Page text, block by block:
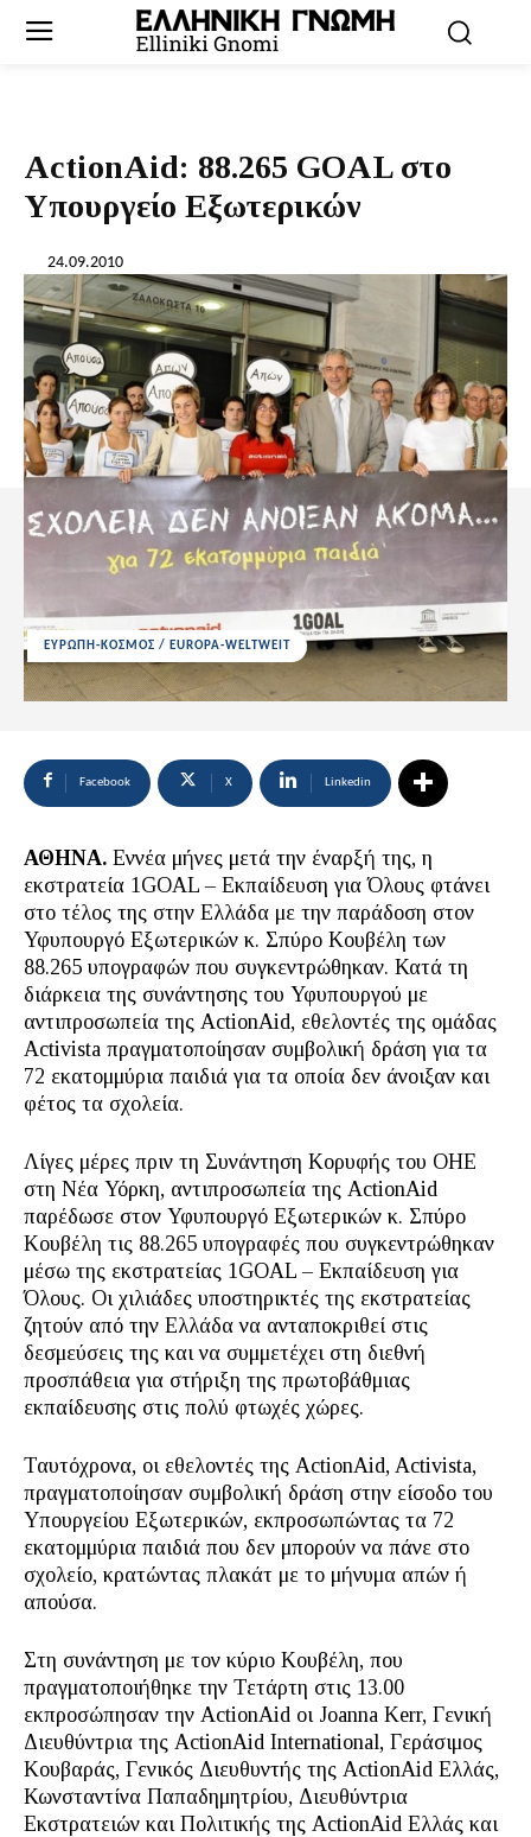
ActionAid: 88.265 GOAL στο
Υπουργείο Εξωτερικών
24.09.2010
ΕΥΡΩΠΗ-ΚΟΣΜΟΣ / EUROPA-WELTWEIT
Facebook X Linkedin
ΑΘΗΝΑ. Εννέα μήνες μετά την έναρξή της, η
εκστρατεία 1GOAL – Εκπαίδευση για Όλους φτάνει
στο τέλος της στην Ελλάδα με την παράδοση στον
Υφυπουργό Εξωτερικών κ. Σπύρο Κουβέλη των
88.265 υπογραφών που συγκεντρώθηκαν. Κατά τη
διάρκεια της συνάντησης του Υφυπουργού με
αντιπροσωπεία της ActionAid, εθελοντές της ομάδας
Activista πραγματοποίησαν συμβολική δράση για τα
72 εκατομμύρια παιδιά για τα οποία δεν άνοιξαν και
φέτος τα σχολεία.
Λίγες μέρες πριν τη Συνάντηση Κορυφής του ΟΗΕ
στη Νέα Υόρκη, αντιπροσωπεία της ActionAid
παρέδωσε στον Υφυπουργό Εξωτερικών κ. Σπύρο
Κουβέλη τις 88.265 υπογραφές που συγκεντρώθηκαν
μέσω της εκστρατείας 1GOAL – Εκπαίδευση για
Όλους. Οι χιλιάδες υποστηρικτές της εκστρατείας
ζητούν από την Ελλάδα να ανταποκριθεί στις
δεσμεύσεις της και να συμμετέχει στη διεθνή
προσπάθεια για στήριξη της πρωτοβάθμιας
εκπαίδευσης στις πολύ φτωχές χώρες.
Ταυτόχρονα, οι εθελοντές της ActionAid, Activista,
πραγματοποίησαν συμβολική δράση στην είσοδο του
Υπουργείου Εξωτερικών, εκπροσωπώντας τα 72
εκατομμύρια παιδιά που δεν μπορούν να πάνε στο
σχολείο, κρατώντας πλακάτ με το μήνυμα απών ή
απούσα.
Στη συνάντηση με τον κύριο Κουβέλη, που
πραγματοποιήθηκε την Τετάρτη στις 13.00
εκπροσώπησαν την ActionAid οι Joanna Kerr, Γενική
Διευθύντρια της ActionAid International, Γεράσιμος
Κουβαράς, Γενικός Διευθυντής της ActionAid Ελλάς,
Κωνσταντίνα Παπαδημητρίου, Διευθύντρια
Εκστρατειών και Πολιτικής της ActionAid Ελλάς και